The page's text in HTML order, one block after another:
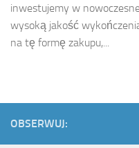
inwestujemy w
wysoką jakość
na tę formę zakupu,...
OBSERWUJ: